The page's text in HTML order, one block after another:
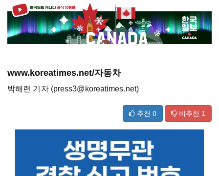
www.koreatimes.net/자동차
박해련 기자 (press3@koreatimes.net)
추천 0 비추천 1